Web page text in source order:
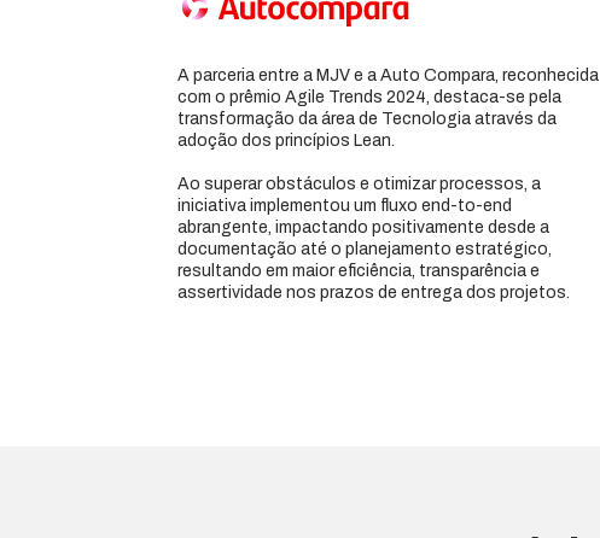
A parceria entre a MJV e a Auto Compara, reconhecida
com o prêmio Agile Trends 2024, destaca-se pela
transformação da área de Tecnologia através da
adoção dos princípios Lean.
Ao superar obstáculos e otimizar processos, a
iniciativa implementou um fluxo end-to-end
abrangente, impactando positivamente desde a
documentação até o planejamento estratégico,
resultando em maior eficiência, transparência e
assertividade nos prazos de entrega dos projetos.